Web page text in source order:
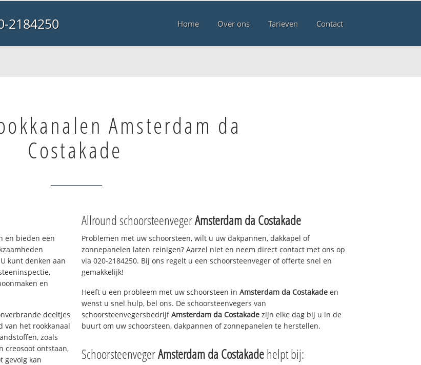
2184250 Home Over ons Tarieven Contact
Amsterdam da
Costakade
en bieden een
kunt denken aan
en
deeltjes
van het rookkanaal
zoals
creosoot ontstaan,
gevolg kan
Allround schoorsteenvegerAmsterdam da Costakade
Problemen met uw schoorsteen, wilt u uw dakpannen, dakkapel of
zonnepanelen laten reinigen? Aarzel niet en neem direct contact met ons op
via 020-2184250. Bij ons regelt u een schoorsteenveger of offerte snel en
gemakkelijk!
Heeft u een probleem met uw schoorsteen in Amsterdam da Costakade en
wenst u snel hulp, bel ons. De schoorsteenvegers van
schoorsteenvegersbedrijfAmsterdam da Costakade zijn elke dag bij u in de
buurt om uw schoorsteen, dakpannen of zonnepanelen te herstellen.
SchoorsteenvegerAmsterdam da Costakadehelpt bij: